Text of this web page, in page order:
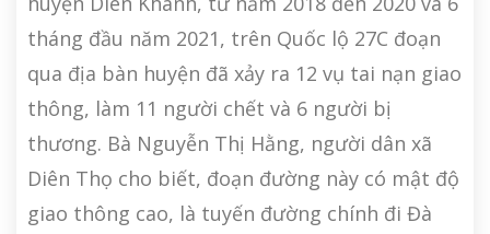
tháng đầu năm 2021, trên Quốc lộ 27C đoạn
qua địa bàn huyện đã xảy ra 12 vụ tai nạn giao
thông, làm 11 người chết và 6 người bị
thương. Bà Nguyễn Thị Hằng, người dân xã
Diên Thọ cho biết, đoạn đường này có mật độ
giao thông cao, là tuyến đường chính đi Đà